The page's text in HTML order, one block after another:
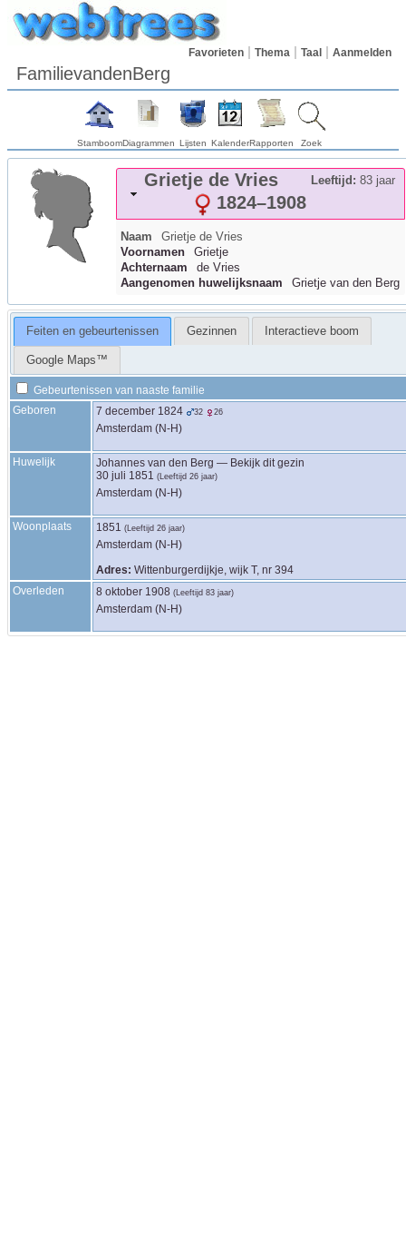
Favorieten Thema Taal Aanmelden
FamilievandenBerg
StamboomDiagrammen Lijsten KalenderRapporten Zoek
Grietje de Vries Leeftijd: 83 jaar
1824–1908
Naam Grietje de Vries
Voornamen
Grietje
Achternaam
de Vries
Aangenomen huwelijksnaam
Grietje van den Berg
Feiten en gebeurtenissen Gezinnen Interactieve boom
Google Maps™
Gebeurtenissen van naaste familie
Geboren
7 december 1824 32 26
Amsterdam (N-H)
Huwelijk Johannes van den Berg — Bekijk dit gezin
30 juli 1851 (Leeftijd 26 jaar)
Amsterdam (N-H)
Woonplaats 1851 (Leeftijd 26 jaar)
Amsterdam (N-H)
Adres: Wittenburgerdijkje, wijk T, nr 394
Overleden
8 oktober 1908 (Leeftijd 83 jaar)
Amsterdam (N-H)